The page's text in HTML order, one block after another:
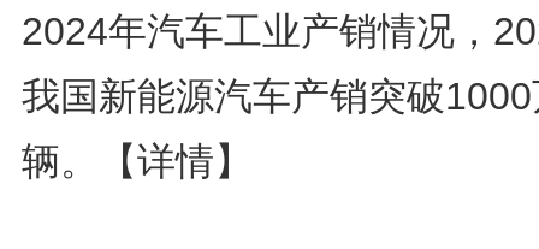
2024年汽车工业产销情况，
我国新能源汽车产销突破
辆。
【详情】